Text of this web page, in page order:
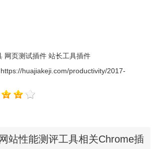
浏览器的右上方可以看到灯塔的按钮标
网站，然后点击地址栏右边的功能按钮
是相同的。
会运行一系列的测试审查这个页面，然
执行的一些性能指标以报告的形式展示给
网页测试插件 站长工具插件
https://huajiakeji.com/productivity/2017-
站性能测评工具相关Chrome插